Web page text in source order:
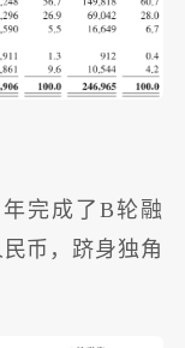
完成了B轮融
币，跻身独角